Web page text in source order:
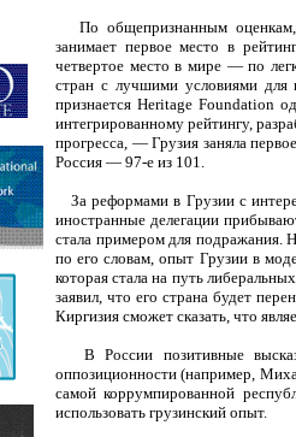
По общепризнанным оценкам,
занимает первое место в
четвертое место в мире — по
стран с лучшими условиями для
признается Heritage Foundation
интегрированному рейтингу,
прогресса, — Грузия заняла
Россия — 97-е из 101.
За реформами в Грузии с
иностранные делегации
стала примером для подражания.
по его словам, опыт Грузии в
которая стала на путь
заявил, что его страна будет
Киргизия сможет сказать, что
В России позитивные
оппозиционности (например,
самой коррумпированной
использовать грузинский опыт.